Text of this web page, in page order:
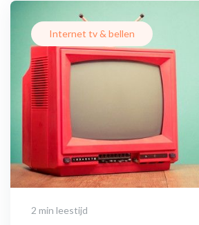
Internet tv & bellen
2 min leestijd